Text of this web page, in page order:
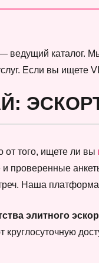
ведущий каталог.
Если вы ищете
от того, ищете ли вы
и проверенные
Наша
элитного
круглосуточную